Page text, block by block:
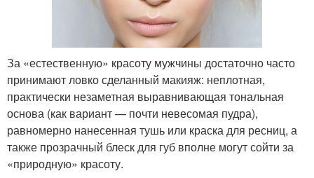
За «естественную» красоту мужчины достаточно часто
принимают ловко сделанный макияж: неплотная,
практически незаметная выравнивающая тональная
основа (как вариант — почти невесомая пудра),
равномерно нанесенная тушь или краска для ресниц, а
также прозрачный блеск для губ вполне могут сойти за
«природную» красоту.